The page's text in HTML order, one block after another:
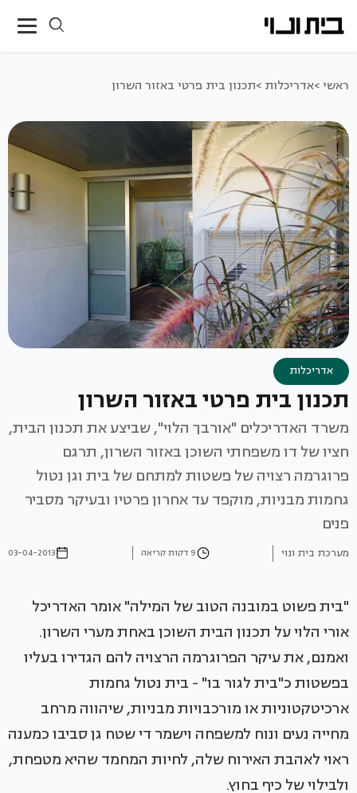
ראשי >אדריכלות >תכנון בית פרטי באזור השרון
אדריכלות
תכנון בית פרטי באזור השרון
משרד האדריכלים "אורבך הלוי", שביצע את תכנון הבית,
חציו של דו משפחתי השוכן באזור השרון, תרגם
פרוגרמה רצויה של פשטות למתחם של בית וגן נטול
גחמות מבניות, מוקפד עד אחרון פרטיו ובעיקר מסביר
פנים
מערכת בית ונוי 9 דקות קריאה 03-04-2013
"בית פשוט במובנה הטוב של המילה" אומר האדריכל
אורי הלוי על תכנון הבית השוכן באחת מערי השרון.
ואמנם, את עיקר הפרוגרמה הרצויה להם הגדירו בעליו
בפשטות כ"בית לגור בו" - בית נטול גחמות
ארכיטקטוניות או מורכבויות מבניות, שיהווה מרחב
מחייה נעים ונוח למשפחה וישמר די שטח גן סביבו כמענה
ראוי לאהבת האירוח שלה, לחיות המחמד שהיא מטפחת,
ולבילוי של כיף בחוץ.